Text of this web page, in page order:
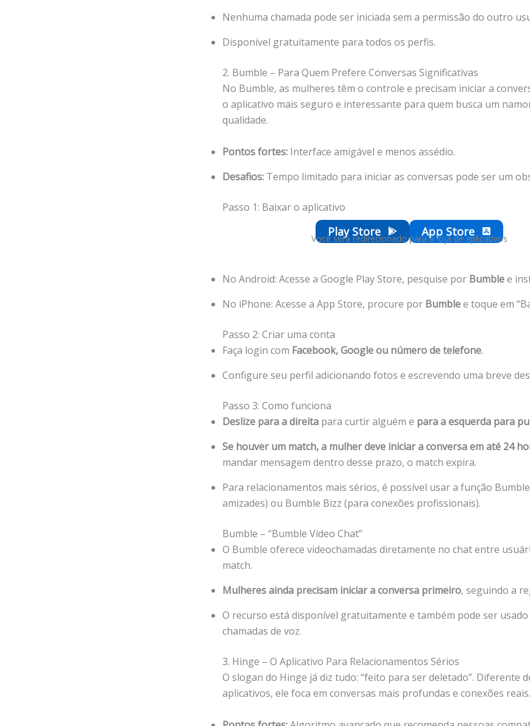
Nenhuma chamada pode ser iniciada sem a permissão do outro
Disponível gratuitamente para todos os perfis.
2. Bumble – Para Quem Prefere Conversas Significativas
No Bumble, as mulheres têm o controle e precisam iniciar a
o aplicativo mais seguro e interessante para quem busca um
qualidade.
Pontos fortes: Interface amigável e menos assédio.
Desafios: Tempo limitado para iniciar as conversas pode ser um
Passo 1: Baixar o aplicativo
Play Store App Store
Você será redirecionado para a loja de aplicativos
No Android: Acesse a Google Play Store, pesquise por Bumblee
No iPhone: Acesse a App Store, procure por Bumblee toque em
Passo 2: Criar uma conta
Faça login com Facebook, Google ou número de telefone.
Configure seu perfil adicionando fotos e escrevendo uma breve
Passo 3: Como funciona
Deslize para a direita para curtir alguém e para a esquerda para
Se houver um match, a mulher deve iniciar a conversa em até 24
mandar mensagem dentro desse prazo, o match expira.
Para relacionamentos mais sérios, é possível usar a função
amizades) ou Bumble Bizz (para conexões profissionais).
Bumble – “Bumble Video Chat”
O Bumble oferece videochamadas diretamente no chat entre
match.
Mulheres ainda precisam iniciar a conversa primeiro, seguindo a
O recurso está disponível gratuitamente e também pode ser
chamadas de voz.
3. Hinge – O Aplicativo Para Relacionamentos Sérios
O slogan do Hinge já diz tudo: “feito para ser deletado”. Diferente
aplicativos, ele foca em conversas mais profundas e conexões reais.